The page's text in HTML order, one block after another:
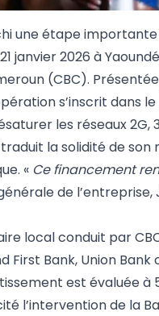
une étape
janvier 2026 à
(CBC).
s’inscrit dans
les réseaux
la solidité de son
« Ce financement
de l’entreprise,
local conduit par
Bank, Union
est évaluée à
l’intervention de la